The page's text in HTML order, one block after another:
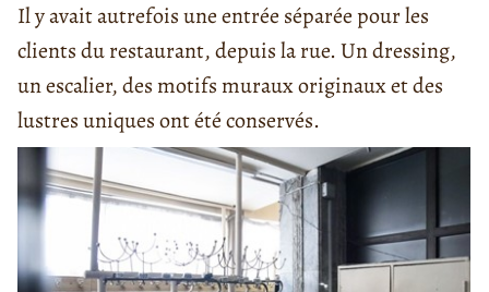
Il y avait autrefois une entrée séparée pour les
clients du restaurant, depuis la rue. Un dressing,
un escalier, des motifs muraux originaux et des
lustres uniques ont été conservés.